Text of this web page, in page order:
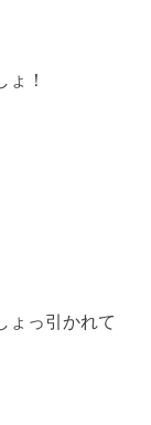
！
ょっ引かれて